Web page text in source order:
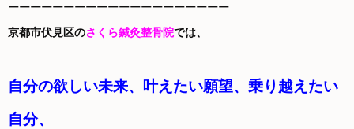
ーーーーーーーーーーーーーーーーーーーー
京都市伏見区のさくら鍼灸整骨院では、
自分の欲しい未来、叶えたい願望、乗り越えたい
自分、